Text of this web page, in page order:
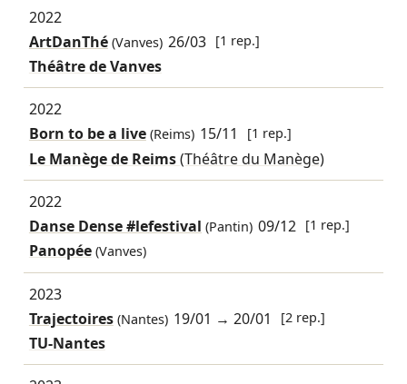
2022
ArtDanThé(Vanves) 26/03 [1 rep.]
Théâtre de Vanves
2022
Born to be a live(Reims) 15/11 [1 rep.]
Le Manège de Reims(Théâtre du Manège)
2022
Danse Dense #lefestival (Pantin) 09/12 [1 rep.]
Panopée (Vanves)
2023
Trajectoires(Nantes) 19/01 →20/01 [2 rep.]
TU-Nantes